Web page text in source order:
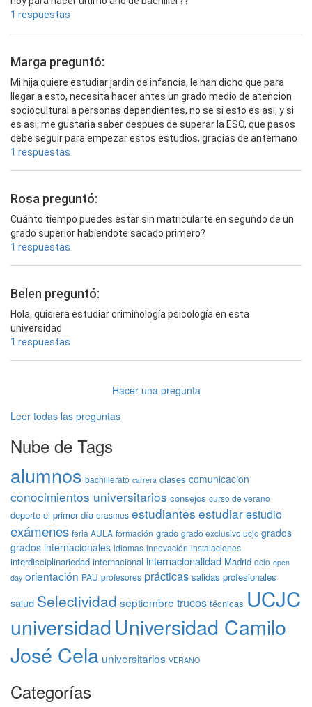
1 respuestas
Marga preguntó:
Mi hija quiere estudiar jardin de infancia, le han dicho que para
llegar a esto, necesita hacer antes un grado medio de atencion
sociocultural a personas dependientes, no se si esto es asi, y si
es asi, me gustaria saber despues de superar la ESO, que pasos
debe seguir para empezar estos estudios, gracias de antemano
1 respuestas
Rosa preguntó:
Cuánto tiempo puedes estar sin matricularte en segundo de un
grado superior habiendote sacado primero?
1 respuestas
Belen preguntó:
Hola, quisiera estudiar criminología psicología en esta
universidad
1 respuestas
Hacer una pregunta
Leer todas las preguntas
Nube de Tags
alumnos bachillerato carrera clases comunicacion
conocimientos universitarios consejos curso de verano
deporte el primer día erasmus estudiantes estudiarestudio
exámenes feria AULA formación grado grado exclusivo ucjc grados
grados internacionales idiomas innovación instalaciones
interdisciplinariedad internacional internacionalidad Madrid ocio open
day orientación PAU profesores prácticas salidas profesionales
salud Selectividad septiembre trucos técnicas UCJC
universidadUniversidad Camilo
José Cela universitarios VERANO
Categorías